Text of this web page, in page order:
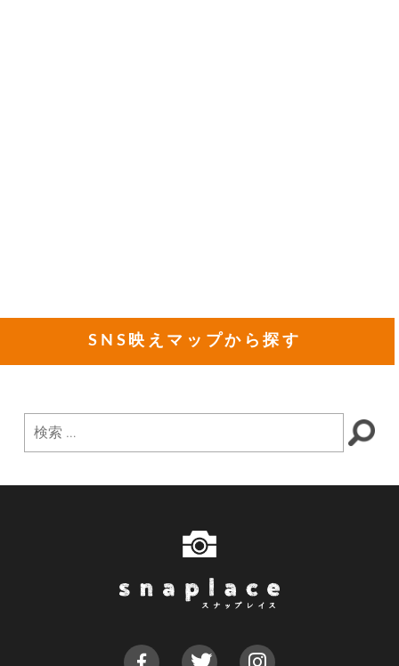
SNS映えマップから探す